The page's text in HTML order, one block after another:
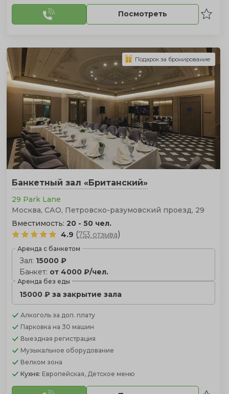
Посмотреть
Банкетный зал «Британский»
29 Park Lane
Москва, САО, Петровско-разумовский проезд, 29
Вместимость: 20 - 50 чел.
4.9 (753 отзыва)
Аренда с банкетом
Зал: 15000 ₽
Банкет: от 4000 ₽/чел.
Аренда без еды
15000 ₽ за закрытие зала
Алкоголь за доп. плату
Парковка на 30 машин
Выездная регистрация
Музыкальное оборудование
Велком зона
Кухня: Европейская, Детское меню
Подарок за бронирование